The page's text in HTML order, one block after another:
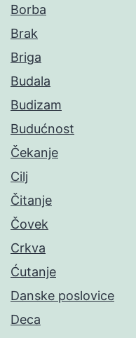
Borba
Brak
Briga
Budala
Budizam
Budućnost
Čekanje
Cilj
Čitanje
Čovek
Crkva
Ćutanje
Danske poslovice
Deca